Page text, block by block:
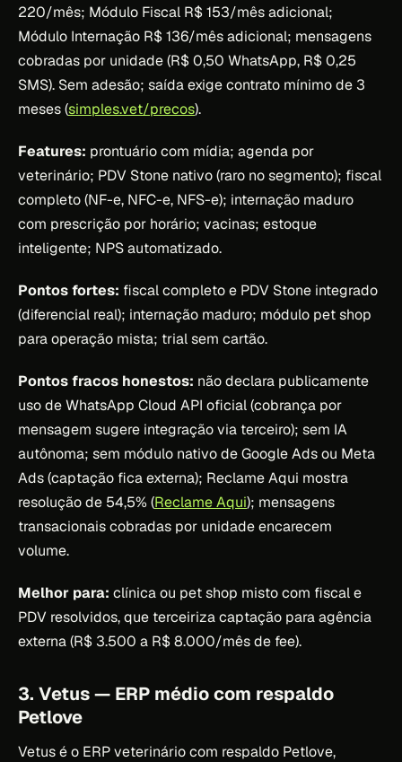
220/mês; Módulo Fiscal R$ 153/mês adicional;
Módulo Internação R$ 136/mês adicional; mensagens
cobradas por unidade (R$ 0,50 WhatsApp, R$ 0,25
SMS). Sem adesão; saída exige contrato mínimo de 3
meses (simples.vet/precos).
Features: prontuário com mídia; agenda por
veterinário; PDV Stone nativo (raro no segmento); fiscal
completo (NF-e, NFC-e, NFS-e); internação maduro
com prescrição por horário; vacinas; estoque
inteligente; NPS automatizado.
Pontos fortes: fiscal completo e PDV Stone integrado
(diferencial real); internação maduro; módulo pet shop
para operação mista; trial sem cartão.
Pontos fracos honestos: não declara publicamente
uso de WhatsApp Cloud API oficial (cobrança por
mensagem sugere integração via terceiro); sem IA
autônoma; sem módulo nativo de Google Ads ou Meta
Ads (captação fica externa); Reclame Aqui mostra
resolução de 54,5% (Reclame Aqui); mensagens
transacionais cobradas por unidade encarecem
volume.
Melhor para: clínica ou pet shop misto com fiscal e
PDV resolvidos, que terceiriza captação para agência
externa (R$ 3.500 a R$ 8.000/mês de fee).
3. Vetus — ERP médio com respaldo
Petlove
Vetus é o ERP veterinário com respaldo Petlove,